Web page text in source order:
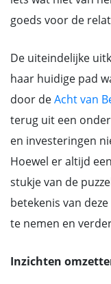
goeds voor de
De uiteindelijke
haar huidige pad
door deAcht van
terug uit een
en investeringen
Hoewel er altijd
stukje van de
betekenis van
te nemen en
Inzichten